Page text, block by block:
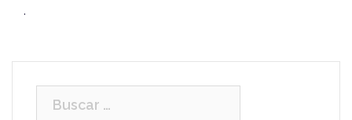
.
Buscar: